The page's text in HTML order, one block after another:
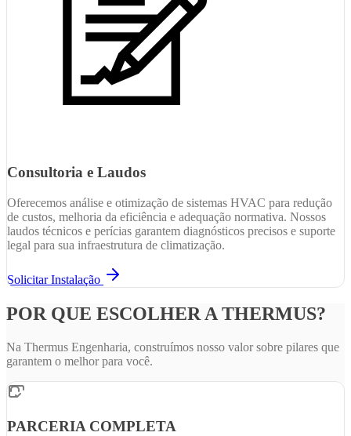
Consultoria e Laudos
Oferecemos análise e otimização de sistemas HVAC para redução
de custos, melhoria da eficiência e adequação normativa. Nossos
laudos técnicos e perícias garantem diagnósticos precisos e suporte
legal para sua infraestrutura de climatização.
Solicitar Instalação
POR QUE ESCOLHER A THERMUS?
Na Thermus Engenharia, construímos nosso valor sobre pilares que
garantem o melhor para você.
PARCERIA COMPLETA